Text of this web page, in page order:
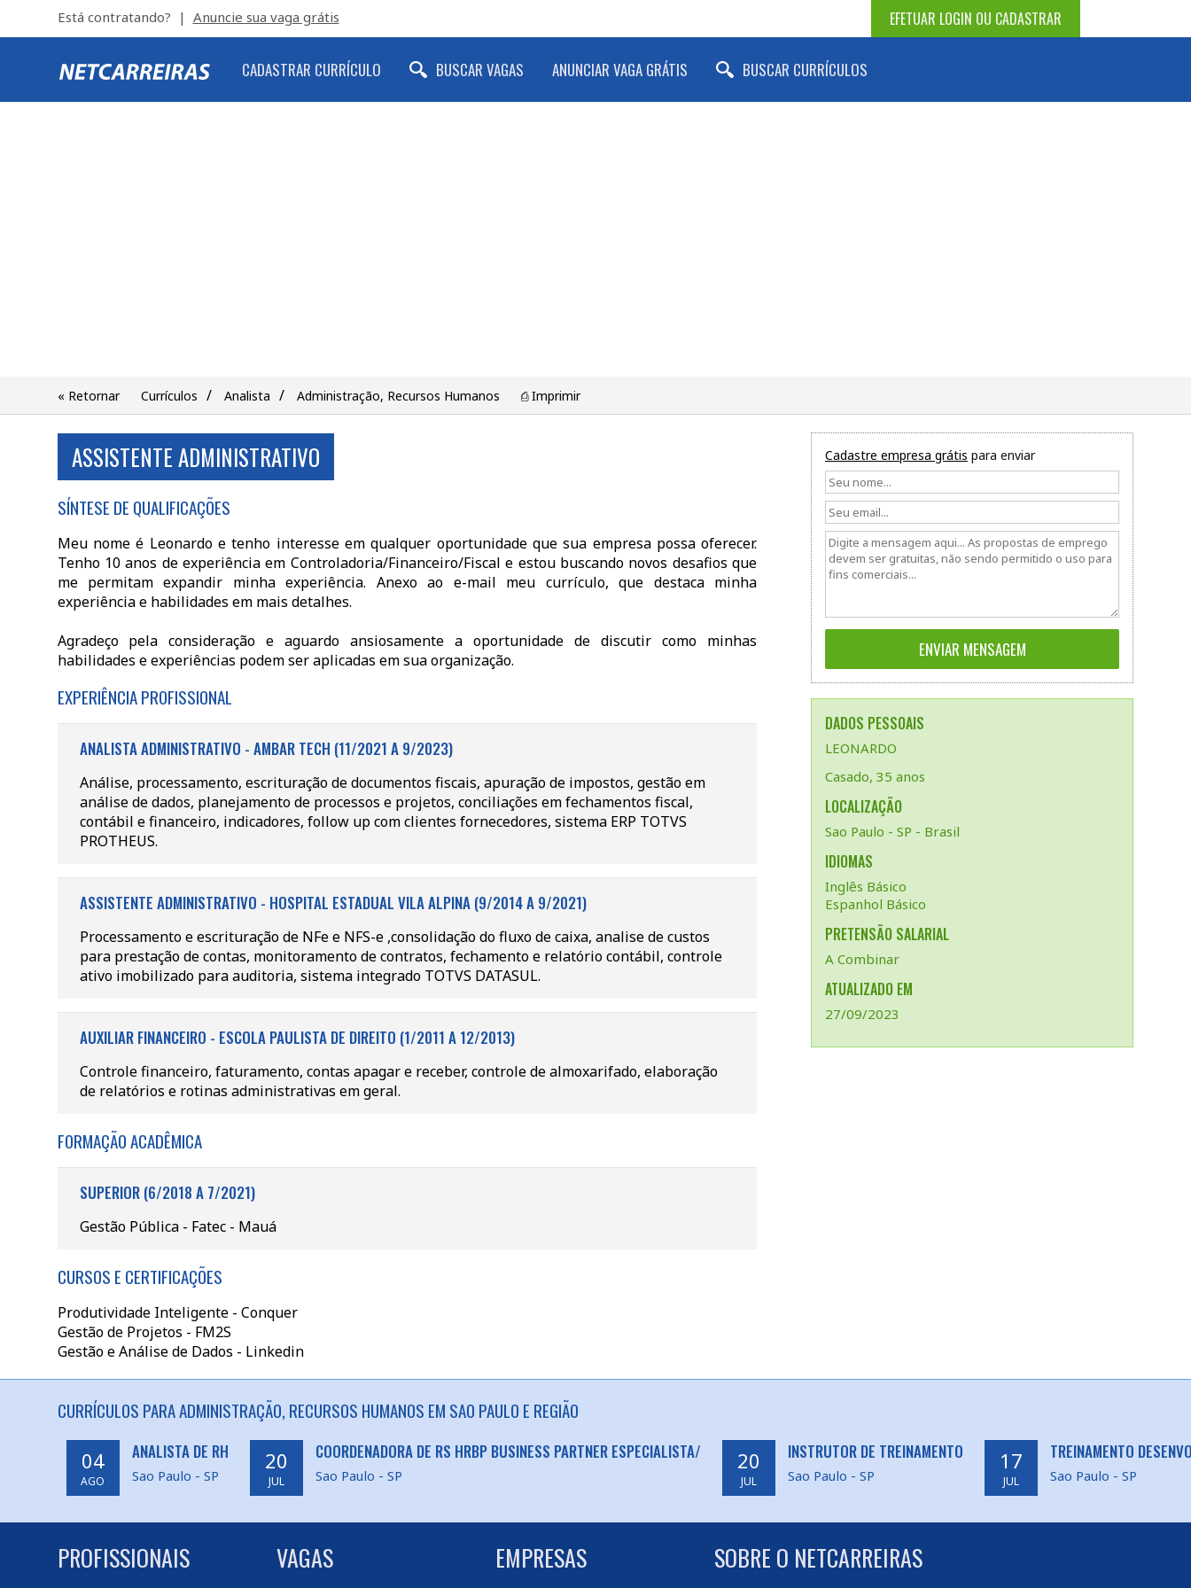
EFETUAR LOGIN OU CADASTRAR
Está contratando? | Anuncie sua vaga grátis
CADASTRAR CURRÍCULO BUSCAR VAGAS ANUNCIAR VAGA GRÁTIS BUSCAR CURRÍCULOS
« Retornar Currículos / Analista / Administração, Recursos Humanos ⎙ Imprimir
Cadastre empresa grátis para enviar
DADOS PESSOAIS
LEONARDO
Casado, 35 anos
LOCALIZAÇÃO
Sao Paulo - SP - Brasil
IDIOMAS
Inglês Básico
Espanhol Básico
PRETENSÃO SALARIAL
A Combinar
ATUALIZADO EM
27/09/2023
ASSISTENTE ADMINISTRATIVO
SÍNTESE DE QUALIFICAÇÕES
Meu nome é Leonardo e tenho interesse em qualquer oportunidade que sua empresa possa oferecer.
Tenho 10 anos de experiência em Controladoria/Financeiro/Fiscal e estou buscando novos desafios que
me permitam expandir minha experiência. Anexo ao e-mail meu currículo, que destaca minha
experiência e habilidades em mais detalhes.
Agradeço pela consideração e aguardo ansiosamente a oportunidade de discutir como minhas
habilidades e experiências podem ser aplicadas em sua organização.
EXPERIÊNCIA PROFISSIONAL
ANALISTA ADMINISTRATIVO - AMBAR TECH (11/2021 A 9/2023)
Análise, processamento, escrituração de documentos fiscais, apuração de impostos, gestão em
análise de dados, planejamento de processos e projetos, conciliações em fechamentos fiscal,
contábil e financeiro, indicadores, follow up com clientes fornecedores, sistema ERP TOTVS
PROTHEUS.
ASSISTENTE ADMINISTRATIVO - HOSPITAL ESTADUAL VILA ALPINA (9/2014 A 9/2021)
Processamento e escrituração de NFe e NFS-e ,consolidação do fluxo de caixa, analise de custos
para prestação de contas, monitoramento de contratos, fechamento e relatório contábil, controle
ativo imobilizado para auditoria, sistema integrado TOTVS DATASUL.
AUXILIAR FINANCEIRO - ESCOLA PAULISTA DE DIREITO (1/2011 A 12/2013)
Controle financeiro, faturamento, contas apagar e receber, controle de almoxarifado, elaboração
de relatórios e rotinas administrativas em geral.
FORMAÇÃO ACADÊMICA
SUPERIOR (6/2018 A 7/2021)
Gestão Pública - Fatec - Mauá
CURSOS E CERTIFICAÇÕES
Produtividade Inteligente - Conquer
Gestão de Projetos - FM2S
Gestão e Análise de Dados - Linkedin
CURRÍCULOS PARA ADMINISTRAÇÃO, RECURSOS HUMANOS EM SAO PAULO E REGIÃO
04
AGO
ANALISTA DE RH
Sao Paulo - SP
20
JUL
COORDENADORA DE RS HRBP BUSINESS PARTNER ESPECIALISTA/
Sao Paulo - SP
20
JUL
INSTRUTOR DE TREINAMENTO
Sao Paulo - SP
17
JUL
TREINAMENTO
Sao Paulo - SP
PROFISSIONAIS VAGAS EMPRESAS SOBRE O NETCARREIRAS